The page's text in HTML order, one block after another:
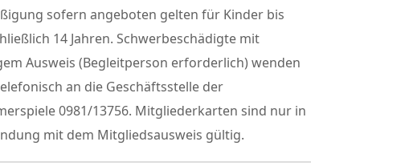
sofern angeboten gelten für Kinder bis
14 Jahren. Schwerbeschädigte mit
Ausweis (Begleitperson erforderlich) wenden
an die Geschäftsstelle der
0981/13756. Mitgliederkarten sind nur in
mit dem Mitgliedsausweis gültig.